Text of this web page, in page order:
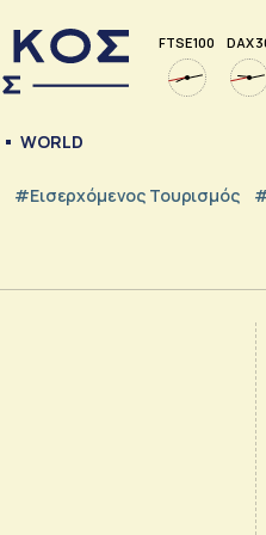
FTSE 100 DAX
WORLD
#εισερχόμενος Τουρισμός